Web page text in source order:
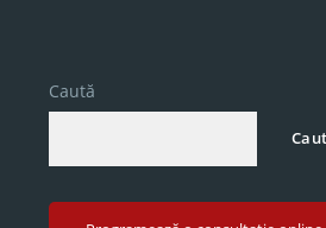
Caută